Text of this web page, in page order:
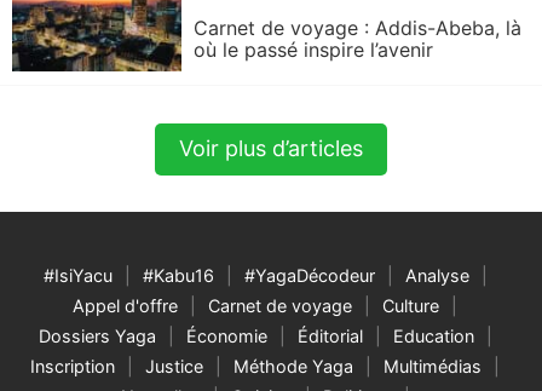
Carnet de voyage : Addis-Abeba, là
où le passé inspire l’avenir
Voir plus d’articles
#IsiYacu #Kabu16 #YagaDécodeur
Analyse
Appel d'offre
Carnet de voyage
Culture
Dossiers Yaga
Économie Éditorial
Education
Inscription
Justice Méthode Yaga
Multimédias